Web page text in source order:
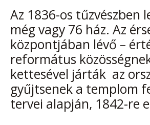
Az 1836-os tűzvészben
még vagy 76 ház. Az
központjában lévő –
református
kettesével járták az
gyűjtsenek a templom
tervei alapján, 1842-re